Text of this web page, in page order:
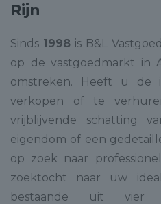
Rijn
Sinds 1998 is B&L
op de vastgoedmarkt in
omstreken. Heeft u de
verkopen of te
vrijblijvende schatting
eigendom of een
op zoek naar
zoektocht naar uw
bestaande uit vier